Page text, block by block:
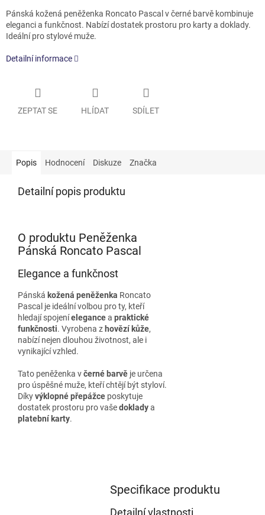
Pánská kožená peněženka Roncato Pascal v černé barvě kombinuje
eleganci a funkčnost. Nabízí dostatek prostoru pro karty a doklady.
Ideální pro stylové muže.
Detailní informace
ZEPTAT SE HLÍDAT SDÍLET
Popis Hodnocení Diskuze Značka
Detailní popis produktu
O produktu Peněženka
Pánská Roncato Pascal
Elegance a funkčnost
Pánská kožená peněženka Roncato
Pascal je ideální volbou pro ty, kteří
hledají spojeníelegancea praktické
funkčnosti. Vyrobena z hovězí kůže,
nabízí nejen dlouhou životnost, ale i
vynikající vzhled.
Tato peněženka včerné barvě je určena
pro úspěšné muže, kteří chtějí být styloví.
Díkyvýklopné přepážce poskytuje
dostatek prostoru pro vašedokladya
platební karty.
Specifikace produktu
Detailní vlastnosti